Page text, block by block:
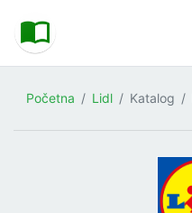
Početna Lidl Katalog